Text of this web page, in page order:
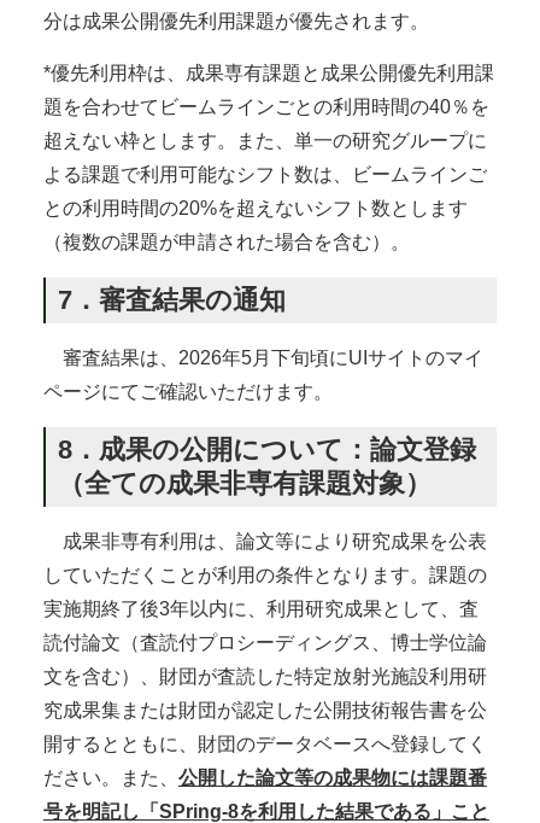
分は成果公開優先利用課題が優先されます。
*優先利用枠は、成果専有課題と成果公開優先利用課
題を合わせてビームラインごとの利用時間の40％を
超えない枠とします。また、単一の研究グループに
よる課題で利用可能なシフト数は、ビームラインご
との利用時間の20%を超えないシフト数とします
（複数の課題が申請された場合を含む）。
7．審査結果の通知
審査結果は、2026年5月下旬頃にUIサイトのマイ
ページにてご確認いただけます。
8．成果の公開について：論文登録
（全ての成果非専有課題対象）
成果非専有利用は、論文等により研究成果を公表
していただくことが利用の条件となります。課題の
実施期終了後3年以内に、利用研究成果として、査
読付論文（査読付プロシーディングス、博士学位論
文を含む）、財団が査読した特定放射光施設利用研
究成果集または財団が認定した公開技術報告書を公
開するとともに、財団のデータベースへ登録してく
ださい。また、 公開した論文等の成果物には課題番
号を明記し「SPring-8を利用した結果である」こと